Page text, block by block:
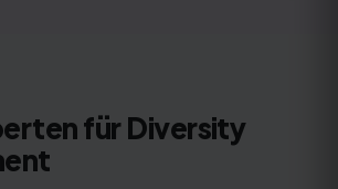
für Diversity